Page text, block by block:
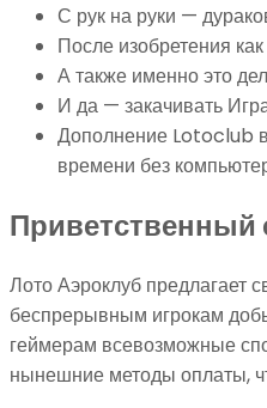
С рук на руки —
После изобретения
А также именно это
И да — закачивать
Дополнение Lotoclub
времени без
Приветственный
Лото Аэроклуб предлагает
беспрерывным игрокам
геймерам всевозможные
нынешние методы оплаты,